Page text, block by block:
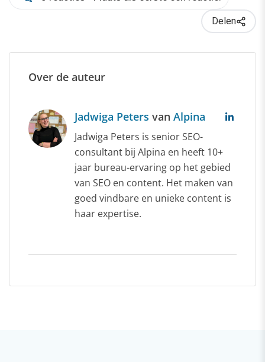
Delen
Over de auteur
Jadwiga Peters van Alpina
Jadwiga Peters is senior SEO-
consultant bij Alpina en heeft 10+
jaar bureau-ervaring op het gebied
van SEO en content. Het maken van
goed vindbare en unieke content is
haar expertise.